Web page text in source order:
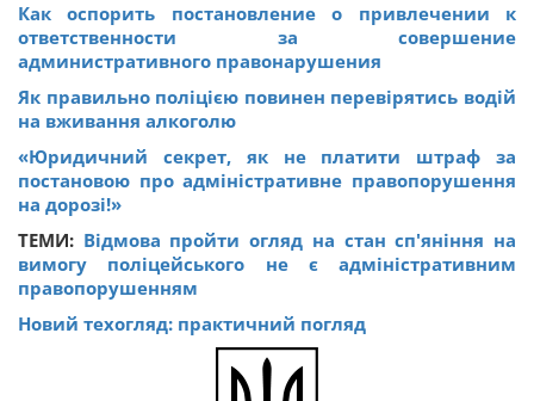
Как оспорить постановление о привлечении к
ответственности за совершение
административного правонарушения
Як правильно поліцією повинен перевірятись водій
на вживання алкоголю
«Юридичний секрет, як не платити штраф за
постановою про адміністративне правопорушення
на дорозі!»
ТЕМИ: Відмова пройти огляд на стан сп'яніння на
вимогу поліцейського не є адміністративним
правопорушенням
Новий техогляд: практичний погляд